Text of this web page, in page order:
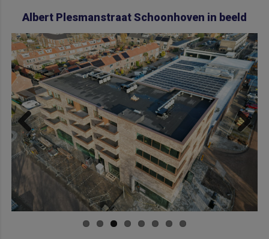
Albert Plesmanstraat Schoonhoven in beeld
Previous Next